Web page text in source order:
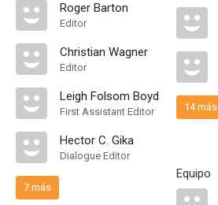
Roger Barton
Editor
Christian Wagner
Editor
Leigh Folsom Boyd
First Assistant Editor
Hector C. Gika
Dialogue Editor
7 más
14 más
Equipo